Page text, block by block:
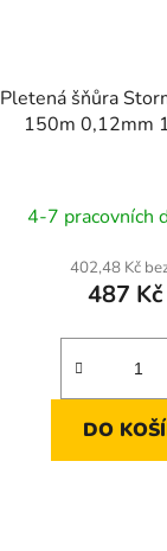
Pletená šňůra
150m 0,12mm
4-7 pracovních
402,48 Kč
487
DO